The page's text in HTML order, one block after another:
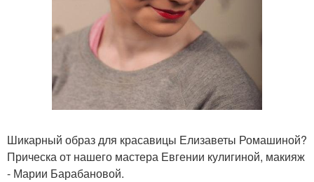
Шикарный образ для красавицы Елизаветы Ромашиной?
Прическа от нашего мастера Евгении кулигиной, макияж
- Марии Барабановой.